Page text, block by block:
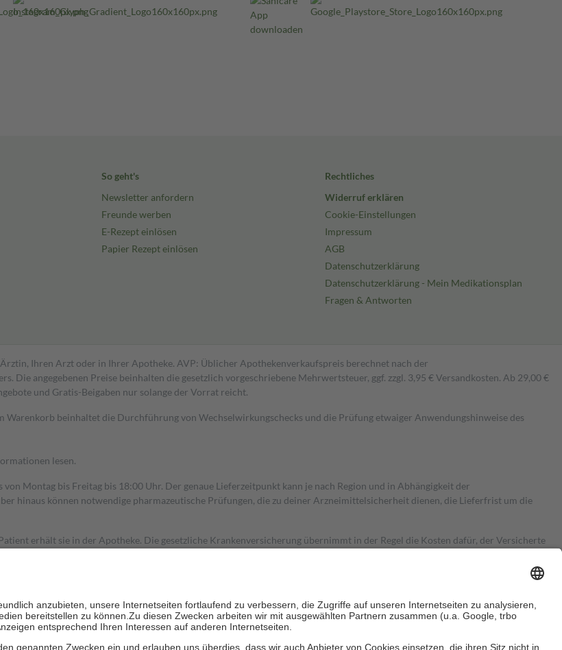
So geht's
Newsletter anfordern
Freunde werben
E-Rezept einlösen
Papier Rezept einlösen
Rechtliches
Widerruf erklären
Cookie-Einstellungen
Impressum
AGB
Datenschutzerklärung
Datenschutzerklärung - Mein Medikationsplan
Fragen & Antworten
Ihren Arzt oder in Ihrer Apotheke. AVP: Üblicher Apothekenverkaufspreis berechnet nach der
angegebenen Preise beinhalten die gesetzlich vorgeschriebene Mehrwertsteuer, ggf. zzgl. 3,95 € Versandkosten. Ab 29,00 €
und Gratis-Beigaben nur solange der Vorrat reicht.
beinhaltet die Durchführung von Wechselwirkungschecks und die Prüfung etwaiger Anwendungshinweise des
lesen.
Montag bis Freitag bis 18:00 Uhr. Der genaue Lieferzeitpunkt kann je nach Region und in Abhängigkeit der
hinaus können notwendige pharmazeutische Prüfungen, die zu deiner Arzneimittelsicherheit dienen, die Lieferfrist um die
erhält sie in der Apotheke. Die gesetzliche Krankenversicherung übernimmt in der Regel die Kosten dafür, der Versicherte
Es sind jedoch nie mehr als die tatsächlichen Kosten der Leistung
Kosten sowie zehn Euro je Verordnung.
besondere Stellung der Familie zu unterstützen, fallenkeine Zuzahlungen